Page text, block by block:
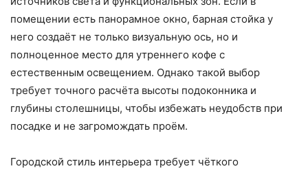
помещении есть панорамное окно, барная стойка у
него создаёт не только визуальную ось, но и
полноценное место для утреннего кофе с
естественным освещением. Однако такой выбор
требует точного расчёта высоты подоконника и
глубины столешницы, чтобы избежать неудобств при
посадке и не загромождать проём.
Городской стиль интерьера требует чёткого